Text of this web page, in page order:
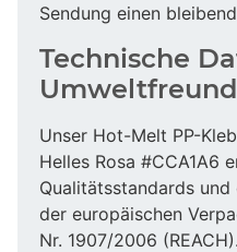
Sendung einen
Technische
Unser Hot-Melt PP-
Helles Rosa #CCA1A6
Qualitätsstandards
der europäischen
Nr. 1907/2006 (REACH).